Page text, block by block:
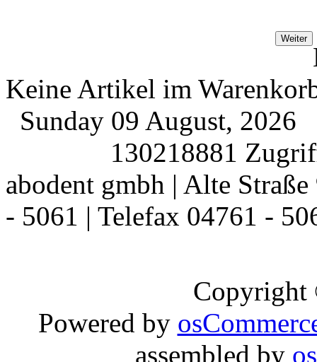
Keine Artikel im
Sunday 09 August, 2026
130218881
abodent gmbh | Alte
- 5061 | Telefax 04761 -
Powered by
assembled by